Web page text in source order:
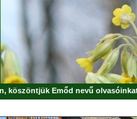
köszöntjük Emőd nevű